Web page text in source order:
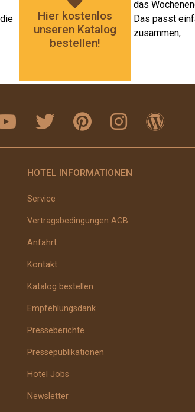
Hier kostenlos
unseren Katalog
bestellen!
HOTEL INFORMATIONEN
Service
Vertragsbedingungen AGB
Anfahrt
Kontakt
Katalog bestellen
Empfehlungsdank
Presseberichte
Pressepublikationen
Hotel Jobs
Newsletter